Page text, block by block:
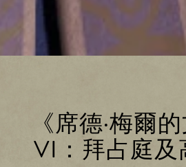
《席德·梅爾
VI：拜占庭及